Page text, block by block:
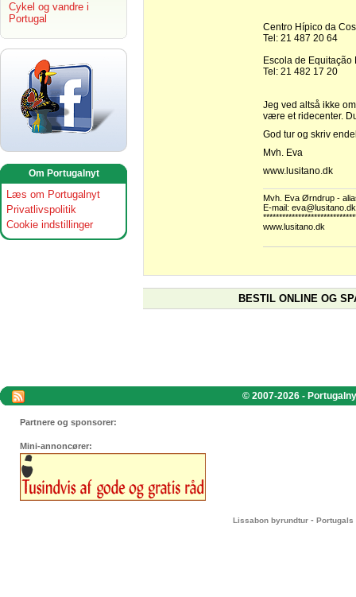
Cykel og vandre i
Portugal
Om Portugalnyt
Læs om Portugalnyt
Privatlivspolitik
Cookie indstillinger
Centro Hípico da
Tel: 21 487 20 64
Escola de
Tel: 21 482 17 20
Jeg ved altså ikke
være et ridecenter.
God tur og skriv
Mvh. Eva
www.lusitano.dk
Mvh. Eva Ørndrup -
E-mail: eva@lusitano.dk
www.lusitano.dk
BESTIL ONLINE OG
© 2007-2026 -
Partnere og sponsorer:
Mini-annoncører:
Lissabon byrundtur - Portugals